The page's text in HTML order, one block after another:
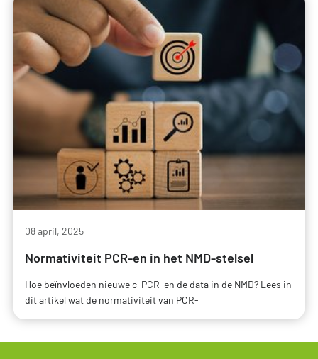
08 april, 2025
Normativiteit PCR-en in het NMD-stelsel
Hoe beïnvloeden nieuwe c-PCR-en de data in de NMD? Lees in
dit artikel wat de normativiteit van PCR-